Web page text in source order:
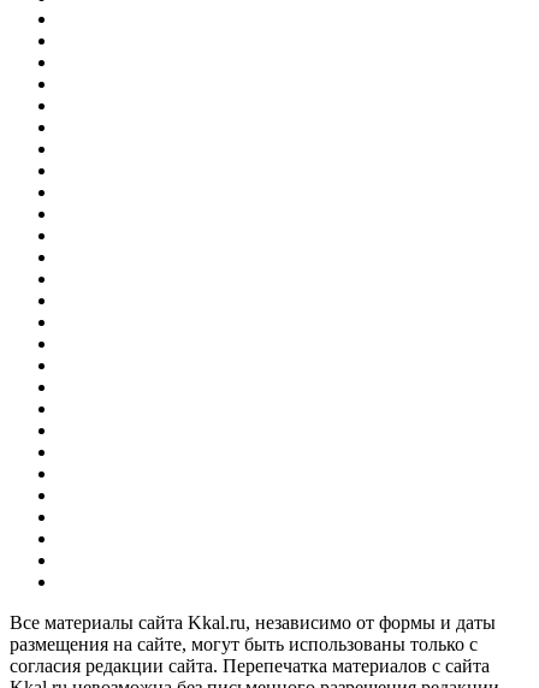
Все материалы сайта Kkal.ru, независимо от формы и даты
размещения на сайте, могут быть использованы только с
согласия редакции сайта. Перепечатка материалов с сайта